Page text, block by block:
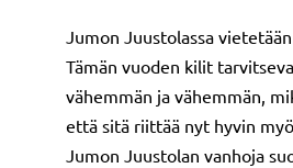
Jumon Juustolassa
Tämän vuoden kilit
vähemmän ja vähemmän,
että sitä riittää nyt hyvin
Jumon Juustolan vanhoja